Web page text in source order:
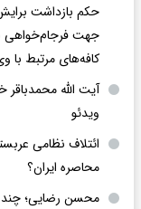
حکم بازداشت
جهت فرجام‌خواهی
کافه‌های مرتبط با
آیت الله
ویدئو
ائتلاف نظامی
محاصره ایران؟